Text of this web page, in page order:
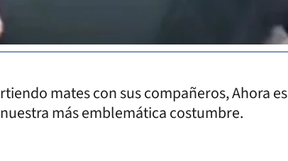
mates con sus compañeros, Ahora es
más emblemática costumbre.